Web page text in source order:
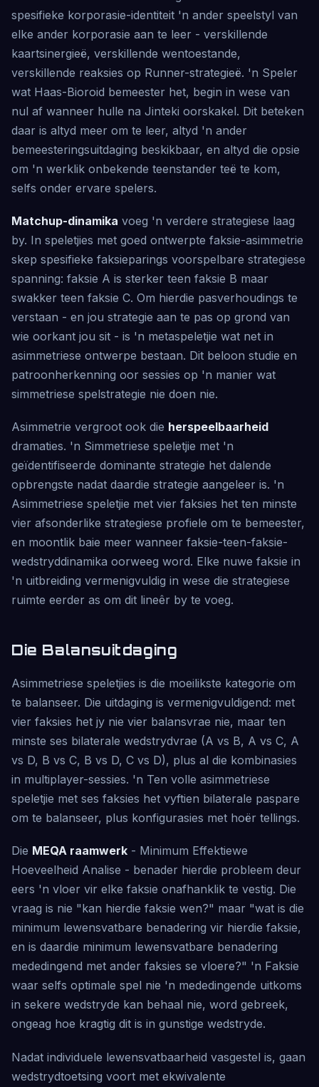
spesifieke korporasie-identiteit 'n ander speelstyl van
elke ander korporasie aan te leer - verskillende
kaartsinergieë, verskillende wentoestande,
verskillende reaksies op Runner-strategieë. 'n Speler
wat Haas-Bioroid bemeester het, begin in wese van
nul af wanneer hulle na Jinteki oorskakel. Dit beteken
daar is altyd meer om te leer, altyd 'n ander
bemeesteringsuitdaging beskikbaar, en altyd die opsie
om 'n werklik onbekende teenstander teë te kom,
selfs onder ervare spelers.
Matchup-dinamika voeg 'n verdere strategiese laag
by. In speletjies met goed ontwerpte faksie-asimmetrie
skep spesifieke faksieparings voorspelbare strategiese
spanning: faksie A is sterker teen faksie B maar
swakker teen faksie C. Om hierdie pasverhoudings te
verstaan ​​- en jou strategie aan te pas op grond van
wie oorkant jou sit - is 'n metaspeletjie wat net in
asimmetriese ontwerpe bestaan. Dit beloon studie en
patroonherkenning oor sessies op 'n manier wat
simmetriese spelstrategie nie doen nie.
Asimmetrie vergroot ook die herspeelbaarheid
dramaties. 'n Simmetriese speletjie met 'n
geïdentifiseerde dominante strategie het dalende
opbrengste nadat daardie strategie aangeleer is. 'n
Asimmetriese speletjie met vier faksies het ten minste
vier afsonderlike strategiese profiele om te bemeester,
en moontlik baie meer wanneer faksie-teen-faksie-
wedstryddinamika oorweeg word. Elke nuwe faksie in
'n uitbreiding vermenigvuldig in wese die strategiese
ruimte eerder as om dit lineêr by te voeg.
Die Balansuitdaging
Asimmetriese speletjies is die moeilikste kategorie om
te balanseer. Die uitdaging is vermenigvuldigend: met
vier faksies het jy nie vier balansvrae nie, maar ten
minste ses bilaterale wedstrydvrae (A vs B, A vs C, A
vs D, B vs C, B vs D, C vs D), plus al die kombinasies
in multiplayer-sessies. 'n Ten volle asimmetriese
speletjie met ses faksies het vyftien bilaterale paspare
om te balanseer, plus konfigurasies met hoër tellings.
Die MEQA raamwerk - Minimum Effektiewe
Hoeveelheid Analise - benader hierdie probleem deur
eers 'n vloer vir elke faksie onafhanklik te vestig. Die
vraag is nie "kan hierdie faksie wen?" maar "wat is die
minimum lewensvatbare benadering vir hierdie faksie,
en is daardie minimum lewensvatbare benadering
mededingend met ander faksies se vloere?" 'n Faksie
waar selfs optimale spel nie 'n mededingende uitkoms
in sekere wedstryde kan behaal nie, word gebreek,
ongeag hoe kragtig dit is in gunstige wedstryde.
Nadat individuele lewensvatbaarheid vasgestel is, gaan
wedstrydtoetsing voort met ekwivalente